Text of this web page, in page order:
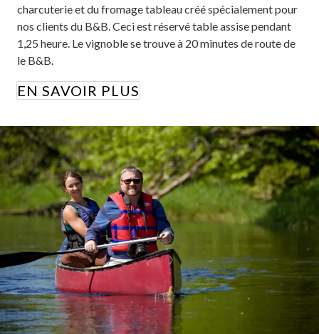
charcuterie et du fromage tableau créé spécialement pour
nos clients du B&B. Ceci est réservé table assise pendant
1,25 heure. Le vignoble se trouve à 20 minutes de route de
le B&B.
EN SAVOIR PLUS